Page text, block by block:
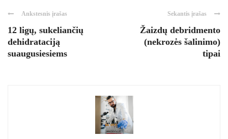
Ankstesnis įrašas
12 ligų, sukeliančių
dehidrataciją
suaugusiesiems
Sekantis įrašas
Žaizdų debridmento
(nekrozės šalinimo)
tipai